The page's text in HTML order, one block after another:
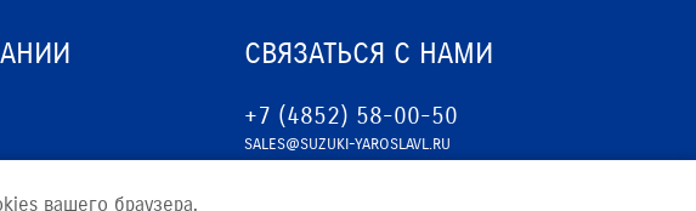
СВЯЗАТЬСЯ С НАМИ
+7 (4852) 58-00-50
SALES@SUZUKI-YAROSLAVL.RU
вашего браузера.